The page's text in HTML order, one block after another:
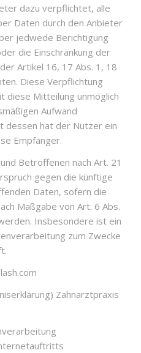
dazu verpflichtet, alle
Daten durch den Anbieter
jedwede Berichtigung
die Einschränkung der
Artikel 16, 17 Abs. 1, 18
Diese Verpflichtung
diese Mitteilung unmöglich
Aufwand
dessen hat der Nutzer ein
Empfänger.
Betroffenen nach Art. 21
gegen die künftige
Daten, sofern die
Maßgabe von Art. 6 Abs.
Insbesondere ist ein
zum Zwecke
Zahnarztpraxis